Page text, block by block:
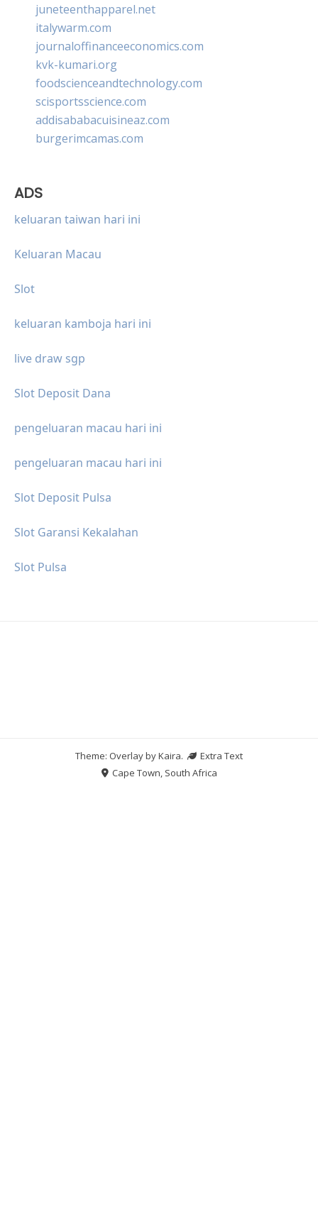
juneteenthapparel.net
italywarm.com
journaloffinanceeconomics.com
kvk-kumari.org
foodscienceandtechnology.com
scisportsscience.com
addisababacuisineaz.com
burgerimcamas.com
ADS
keluaran taiwan hari ini
Keluaran Macau
Slot
keluaran kamboja hari ini
live draw sgp
Slot Deposit Dana
pengeluaran macau hari ini
pengeluaran macau hari ini
Slot Deposit Pulsa
Slot Garansi Kekalahan
Slot Pulsa
Theme: Overlay byKaira.
Extra Text
Cape Town, South Africa